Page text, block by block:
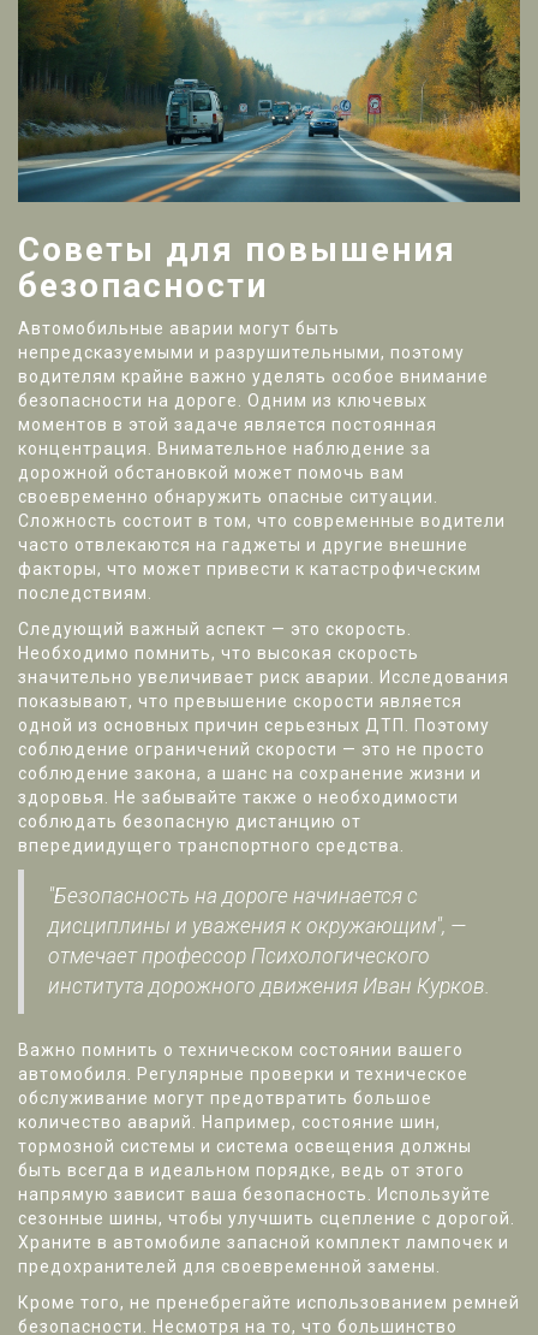
Советы для повышения
безопасности
Автомобильные аварии могут быть
непредсказуемыми и разрушительными, поэтому
водителям крайне важно уделять особое внимание
безопасности на дороге. Одним из ключевых
моментов в этой задаче является постоянная
концентрация. Внимательное наблюдение за
дорожной обстановкой может помочь вам
своевременно обнаружить опасные ситуации.
Сложность состоит в том, что современные водители
часто отвлекаются на гаджеты и другие внешние
факторы, что может привести к катастрофическим
последствиям.
Следующий важный аспект — это скорость.
Необходимо помнить, что высокая скорость
значительно увеличивает риск аварии. Исследования
показывают, что превышение скорости является
одной из основных причин серьезных ДТП. Поэтому
соблюдение ограничений скорости — это не просто
соблюдение закона, а шанс на сохранение жизни и
здоровья. Не забывайте также о необходимости
соблюдать безопасную дистанцию от
впередиидущего транспортного средства.
"Безопасность на дороге начинается с
дисциплины и уважения к окружающим", —
отмечает профессор Психологического
института дорожного движения Иван Курков.
Важно помнить о техническом состоянии вашего
автомобиля. Регулярные проверки и техническое
обслуживание могут предотвратить большое
количество аварий. Например, состояние шин,
тормозной системы и система освещения должны
быть всегда в идеальном порядке, ведь от этого
напрямую зависит ваша безопасность. Используйте
сезонные шины, чтобы улучшить сцепление с дорогой.
Храните в автомобиле запасной комплект лампочек и
предохранителей для своевременной замены.
Кроме того, не пренебрегайте использованием ремней
безопасности. Несмотря на то, что большинство